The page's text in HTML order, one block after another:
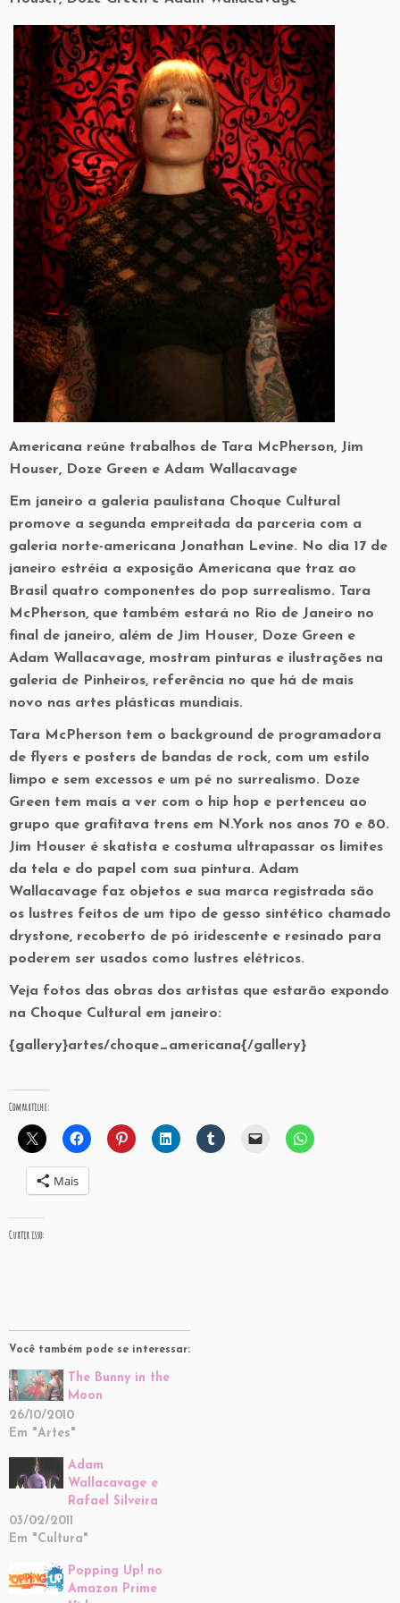
Americana reúne trabalhos de Tara McPherson, Jim
Houser, Doze Green e Adam Wallacavage
Em janeiro a galeria paulistana Choque Cultural
promove a segunda empreitada da parceria com a
galeria norte-americana Jonathan Levine. No dia 17 de
janeiro estréia a exposição Americana que traz ao
Brasil quatro componentes do pop surrealismo. Tara
McPherson, que também estará no Rio de Janeiro no
final de janeiro, além de Jim Houser, Doze Green e
Adam Wallacavage, mostram pinturas e ilustrações na
galeria de Pinheiros, referência no que há de mais
novo nas artes plásticas mundiais.
Tara McPherson tem o background de programadora
de flyers e posters de bandas de rock, com um estilo
limpo e sem excessos e um pé no surrealismo. Doze
Green tem mais a ver com o hip hop e pertenceu ao
grupo que grafitava trens em N.York nos anos 70 e 80.
Jim Houser é skatista e costuma ultrapassar os limites
da tela e do papel com sua pintura. Adam
Wallacavage faz objetos e sua marca registrada são
os lustres feitos de um tipo de gesso sintético chamado
drystone, recoberto de pó iridescente e resinado para
poderem ser usados como lustres elétricos.
Veja fotos das obras dos artistas que estarão expondo
na Choque Cultural em janeiro:
{gallery}artes/choque_americana{/gallery}
Compartilhe:
Mais
Curtir isso:
Você também pode se interessar:
The Bunny in the
Moon
26/10/2010
Em "Artes"
Adam
Wallacavage e
Rafael Silveira
03/02/2011
Em "Cultura"
Popping Up! no
Amazon Prime